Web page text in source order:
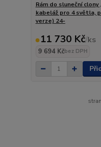
Rám do sluneční
kabeláž pro 4 světla,
verze) 24-
11 730 Kč/ks
9 694 Kčbez DPH